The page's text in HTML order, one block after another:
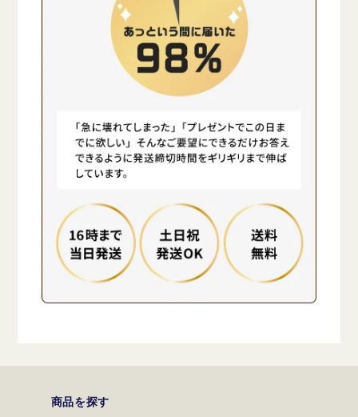
商品を探す